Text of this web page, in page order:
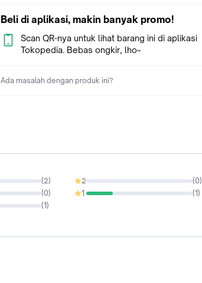
Beli di aplikasi, makin banyak promo!
Scan QR-nya untuk lihat barang ini di aplikasi
Tokopedia. Bebas ongkir, lho~
Ada masalah dengan produk ini?
(2)
(0)
(1)
2 (0)
0%
1 (1)
25%